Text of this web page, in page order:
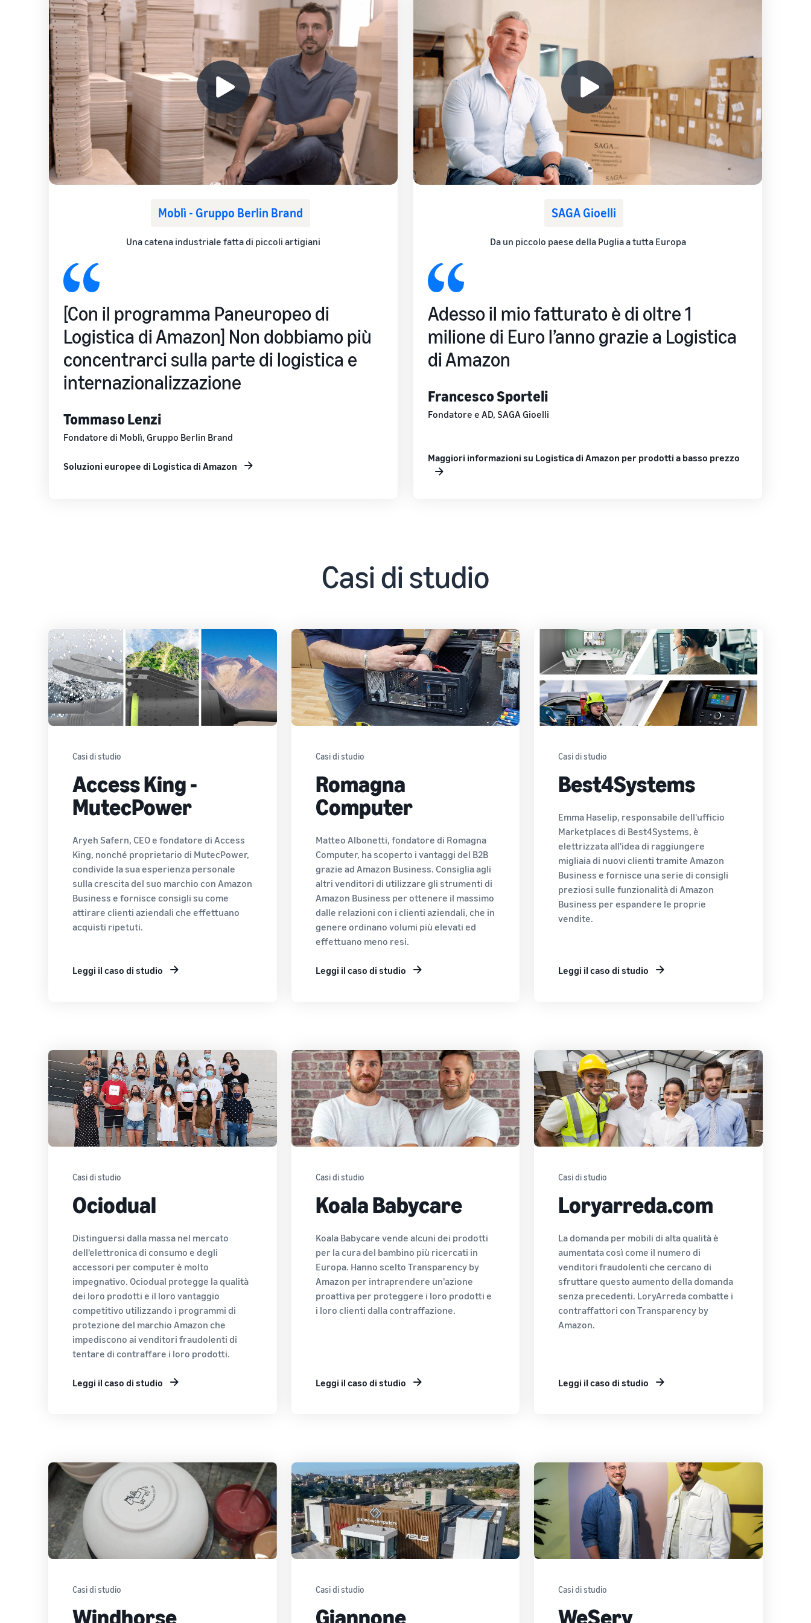
Moblì - Gruppo Berlin Brand
Una catena industriale fatta di piccoli artigiani
[Con il programma Paneuropeo di
Logistica di Amazon] Non dobbiamo più
concentrarci sulla parte di logistica e
internazionalizzazione
Tommaso Lenzi
Fondatore di Moblì, Gruppo Berlin Brand
Soluzioni europee di Logistica di Amazon
SAGA Gioelli
Da un piccolo paese della Puglia a tutta Europa
Adesso il mio fatturato è di oltre 1
milione di Euro l’anno grazie a Logistica
di Amazon
Francesco Sporteli
Fondatore e AD, SAGA Gioelli
Maggiori informazioni su Logistica di Amazon per prodotti a basso prezzo
Casi di studio
Casi di studio
Access King -
MutecPower
Aryeh Safern, CEO e fondatore di Access
King, nonché proprietario di MutecPower,
condivide la sua esperienza personale
sulla crescita del suo marchio con Amazon
Business e fornisce consigli su come
attirare clienti aziendali che effettuano
acquisti ripetuti.
Leggi il caso di studio
Casi di studio
Romagna
Computer
Matteo Albonetti, fondatore di Romagna
Computer, ha scoperto i vantaggi del B2B
grazie ad Amazon Business. Consiglia agli
altri venditori di utilizzare gli strumenti di
Amazon Business per ottenere il massimo
dalle relazioni con i clienti aziendali, che in
genere ordinano volumi più elevati ed
effettuano meno resi.
Leggi il caso di studio
Casi di studio
Best4Systems
Emma Haselip, responsabile dell'ufficio
Marketplaces di Best4Systems, è
elettrizzata all'idea di raggiungere
migliaia di nuovi clienti tramite Amazon
Business e fornisce una serie di consigli
preziosi sulle funzionalità di Amazon
Business per espandere le proprie
vendite.
Leggi il caso di studio
Casi di studio
Ociodual
Distinguersi dalla massa nel mercato
dell'elettronica di consumo e degli
accessori per computer è molto
impegnativo. Ociodual protegge la qualità
dei loro prodotti e il loro vantaggio
competitivo utilizzando i programmi di
protezione del marchio Amazon che
impediscono ai venditori fraudolenti di
tentare di contraffare i loro prodotti.
Leggi il caso di studio
Casi di studio
Koala Babycare
Koala Babycare vende alcuni dei prodotti
per la cura del bambino più ricercati in
Europa. Hanno scelto Transparency by
Amazon per intraprendere un'azione
proattiva per proteggere i loro prodotti e
i loro clienti dalla contraffazione.
Leggi il caso di studio
Casi di studio
Loryarreda.com
La domanda per mobili di alta qualità è
aumentata così come il numero di
venditori fraudolenti che cercano di
sfruttare questo aumento della domanda
senza precedenti. LoryArreda combatte i
contraffattori con Transparency by
Amazon.
Leggi il caso di studio
Casi di studio
Windhorse
Casi di studio
Giannone
Casi di studio
WeServ